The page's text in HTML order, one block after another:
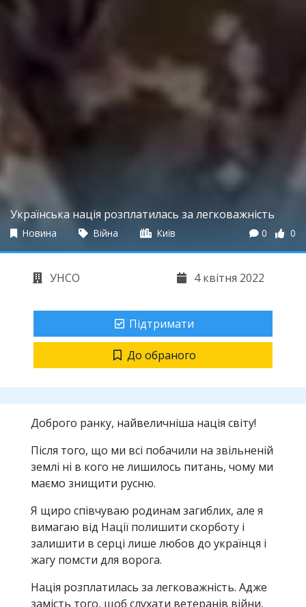
Українська нація розплатилась за легковажність
Новина Війна Київ 0 0
УНСО 4 квітня 2022
Підтримати
До обраного
Доброго ранку, найвеличніша нація світу!
Після того, що ми всі побачили на звільненій
землі ні в кого не лишилось питань, чому ми
маємо знищити русню.
Я щиро співчуваю родинам загиблих, але я
вимагаю від Нації полишити скорботу і
залишити в серці лише любов до українця і
жагу помсти для ворога.
Нація розплатилась за легковажність. Адже
замість того, щоб слухати ветеранів війни,